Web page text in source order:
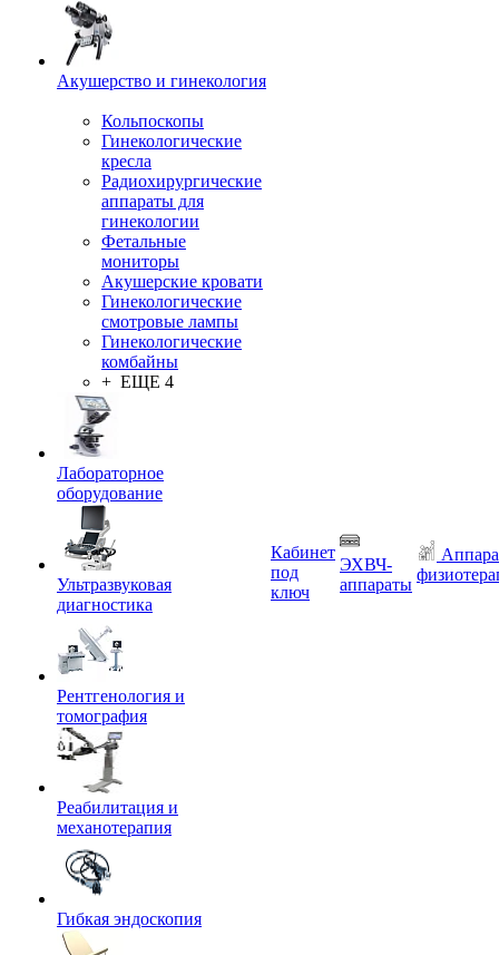
Акушерство и гинекология
Кольпоскопы
Гинекологические
кресла
Радиохирургические
аппараты для
гинекологии
Фетальные
мониторы
Акушерские кровати
Гинекологические
смотровые лампы
Гинекологические
комбайны
+ ЕЩЕ 4
Лабораторное
оборудование
Ультразвуковая
диагностика
Рентгенология и
томография
Реабилитация и
механотерапия
Гибкая эндоскопия
Кабинет
под
ключ
ЭХВЧ-
аппараты